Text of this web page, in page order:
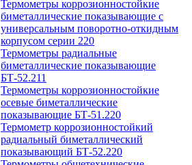
Термометры коррозионностойкие
биметаллические показывающие с
универсальным поворотно-откидным
корпусом серии 220
Термометры радиальные
биметаллические показывающие
БТ-52.211
Термометры коррозионностойкие
осевые биметаллические
показывающие БТ-51.220
Термометр коррозионностойкий
радиальный биметаллический
показывающий БТ-52.220